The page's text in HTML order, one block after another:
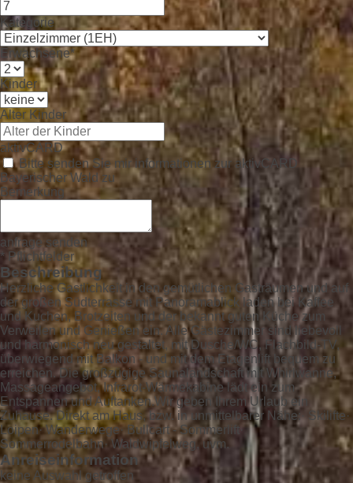
Kategorie
Erwachsene*
Kinder
Alter Kinder
aktivCARD
Bitte senden Sie mir informationen zur aktivCARD
Bayerischer Wald zu
Bemerkung
anfrage senden
* Pflichtfelder
Beschreibung
Herzliche Gastlichkeit in den gemütlichen Gasträumen und auf
der großen Südterrasse mit Panoramablick laden bei Kaffee
und Kuchen, Brotzeiten und der bekannt guten Küche zum
Verweilen und Genießen ein. Alle Gästezimmer sind liebevoll
und harmonisch neu gestaltet, mit Dusche/WC, Flachbild-TV,
überwiegend mit Balkon - und mit dem Etagenlift bequem zu
erreichen. Die großzügige Saunalandschaft mit Whirlwanne,
Massageangebot, Infrarot-Wärmekabine lädt ein zum
Entspannen und Auftanken.Wir geben Ihrem Urlaub ein
Zuhause. Direkt am Haus, bzw. in unmittelbarer Nähe:· Skilifte·
Loipen· Wanderwege· Bullcart - Sommerlift·
Sommerrodelbahn· Waldwipfelweg, uvm.
Anreiseinformation
keine Auswahl getroffen